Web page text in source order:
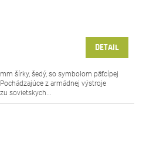
DETAIL
šírky, šedý, so symbolom päťcípej
z armádnej výstroje
sovietskych...